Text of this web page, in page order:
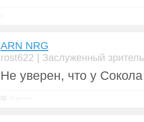
ARN NRG
rost622 | Заслуженный зритель
Не уверен, что у